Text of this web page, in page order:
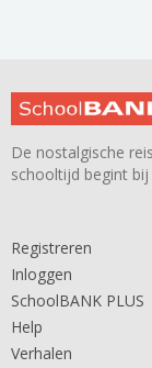
De nostalgische
schooltijd begint
Registreren
Inloggen
SchoolBANK PLUS
Help
Verhalen